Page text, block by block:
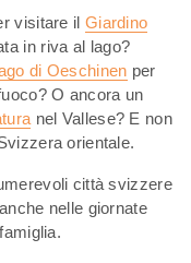
visitare il Giardino
in riva al lago?
di Oeschinen per
O ancora un
nel Vallese? E non
orientale.
città svizzere
nelle giornate